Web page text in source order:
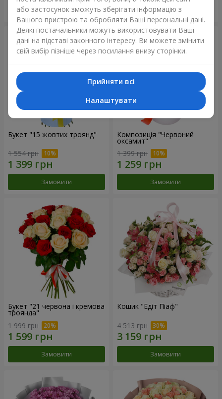
Замовити Замовити
Букет "15 жовтих троянд"
1 554 грн
Замовити
Композиція "Червоний
оксамит"
1 399 грн
Замовити
Букет "21 червона і кремова
троянда"
1 999 грн
Замовити
Кошик "Едіт Піаф"
4 513 грн
Замовити
або застосунок зможуть зберігати інформацію з
Вашого пристрою та обробляти Ваші персональні дані.
Деякі постачальники можуть використовувати Ваші
дані на підставі законного інтересу. Ви можете змінити
свій вибір пізніше через посилання внизу сторінки.
Прийняти всі
Налаштувати